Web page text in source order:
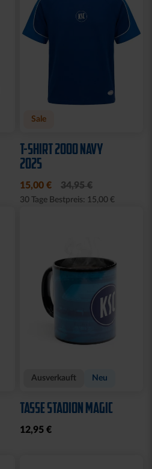
Sale
T-SHIRT 2000 NAVY
2025
15,00 € 34,95 €
30 Tage Bestpreis: 15,00 €
Ausverkauft Neu
TASSE STADION MAGIC
12,95 €